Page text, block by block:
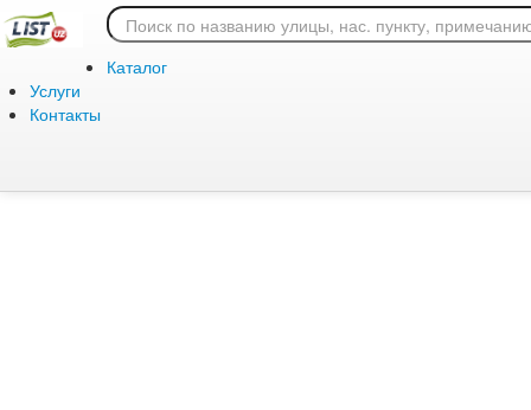
Каталог
Услуги
Контакты
Ошибка 404: страница